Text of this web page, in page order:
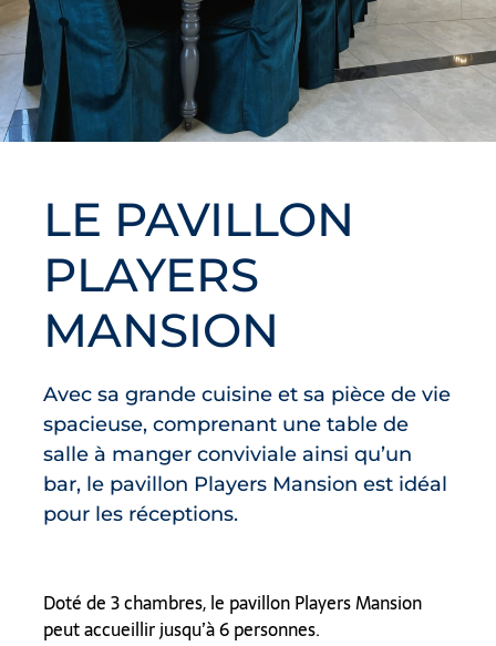
LE PAVILLON
PLAYERS
MANSION
Avec sa grande cuisine et sa pièce de vie
spacieuse, comprenant une table de
salle à manger conviviale ainsi qu’un
bar, le pavillon Players Mansion est idéal
pour les réceptions.
Doté de 3 chambres, le pavillon Players Mansion
peut accueillir jusqu’à 6 personnes.